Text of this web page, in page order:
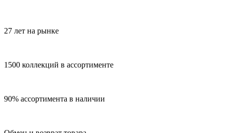
27 лет на рынке
1500 коллекций в ассортименте
90% ассортимента в наличии